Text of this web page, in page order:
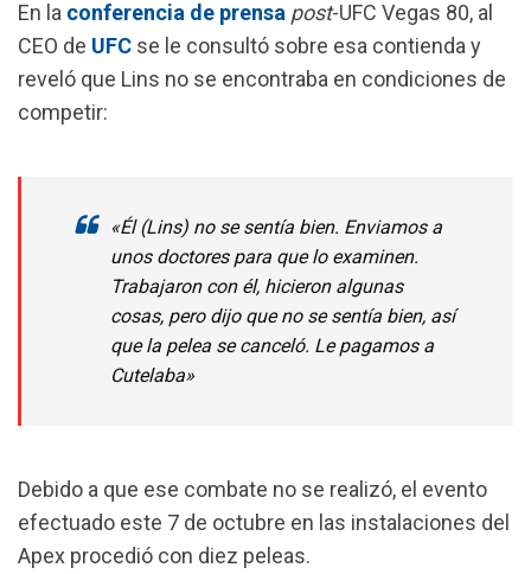
En la conferencia de prensa post-UFC Vegas 80, al
CEO de UFC se le consultó sobre esa contienda y
reveló que Lins no se encontraba en condiciones de
competir:
«Él (Lins) no se sentía bien. Enviamos a
unos doctores para que lo examinen.
Trabajaron con él, hicieron algunas
cosas, pero dijo que no se sentía bien, así
que la pelea se canceló. Le pagamos a
Cutelaba»
Debido a que ese combate no se realizó, el evento
efectuado este 7 de octubre en las instalaciones del
Apex procedió con diez peleas.